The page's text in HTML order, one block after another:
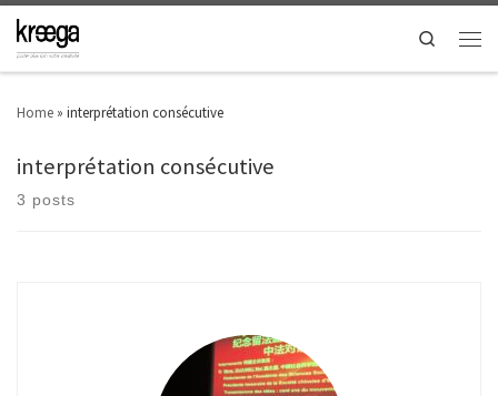
Search
Home » interprétation consécutive
interprétation consécutive
3 posts